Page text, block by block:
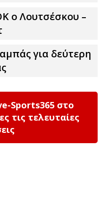
ο Λουτσέσκου –
για δεύτερη
Sports365 στο
τις τελευταίες